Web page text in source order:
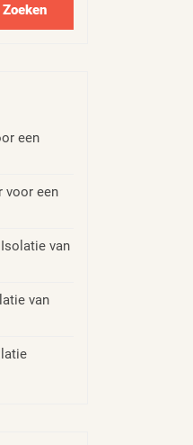
Zoeken
een
voor een
van
van